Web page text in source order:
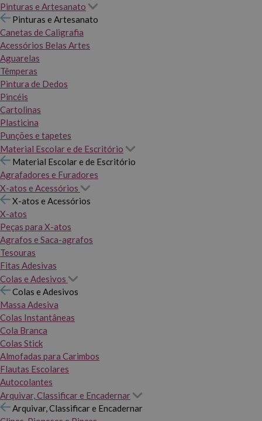
Pinturas e Artesanato
Pinturas e Artesanato
Canetas de Caligrafia
Acessórios Belas Artes
Aguarelas
Têmperas
Pintura de Dedos
Pincéis
Cartolinas
Plasticina
Punções e tapetes
Material Escolar e de Escritório
Material Escolar e de Escritório
Agrafadores e Furadores
X-atos e Acessórios
X-atos e Acessórios
X-atos
Peças para X-atos
Agrafos e Saca-agrafos
Tesouras
Fitas Adesivas
Colas e Adesivos
Colas e Adesivos
Massa Adesiva
Colas Instantâneas
Cola Branca
Colas Stick
Almofadas para Carimbos
Flautas Escolares
Autocolantes
Arquivar, Classificar e Encadernar
Arquivar, Classificar e Encadernar